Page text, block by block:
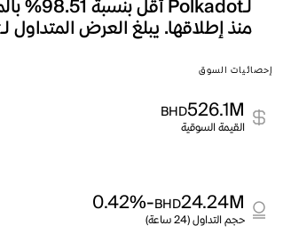
منذ إطلاقها. يبلغ العرض المتداول لـPolkadot حالياً 1.697B، وهو ما يترجم إلى إجمالي القيمة السوقية التي تصل إلى 526.1M.
إحصائيات السوق
526.1M
BHD
القيمة السوقية
24.24M
BHD
-0.42%
حجم التداول (24 ساعة)